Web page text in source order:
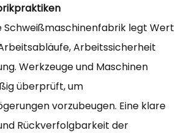
Schweißmaschinenfabrik legt Wert
Arbeitssicherheit
Werkzeuge und Maschinen
überprüft, um
vorzubeugen. Eine klare
Rückverfolgbarkeit der